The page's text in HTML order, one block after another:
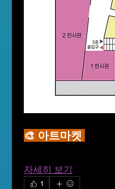
🎨 아트마켓
자세히 보기
1